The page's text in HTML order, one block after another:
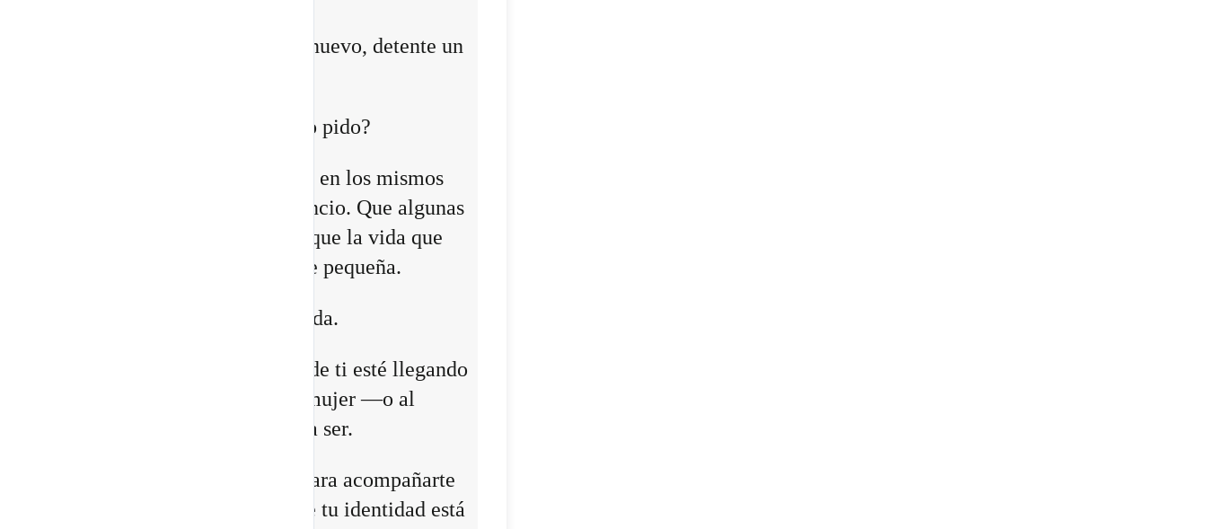
Antes de pedirle a la vida algo nuevo, detente un
¿Quién estoy siendo mientras lo pido?
Quizá sientes que ya no encajas en los mismos
lugares. Que necesitas más silencio. Que algunas
relaciones están cambiando. O que la vida que
construiste comienza a quedarte pequeña.
Eso no significa que estés perdida.
Puede que una antigua versión de ti esté llegando
a su fin para abrir espacio a la mujer —o al
hombre— que estás llamada/o a ser.
He preparado un nuevo vídeo para acompañarte
a reconocer las 8 señales de que tu identidad está